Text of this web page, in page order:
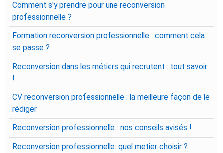
Comment s'y prendre pour une reconversion
professionnelle ?
Formation reconversion professionnelle : comment cela
se passe ?
Reconversion dans les métiers qui recrutent : tout savoir
!
CV reconversion professionnelle : la meilleure façon de le
rédiger
Reconversion professionnelle : nos conseils avisés !
Reconversion professionnelle: quel metier choisir ?